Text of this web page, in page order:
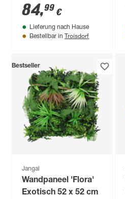
52 x 52 cm
84,99 €
Lieferung nach Hause
Bestellbar in Troisdorf
Bestseller
Jangal
Wandpaneel 'Flora'
Exotisch 52 x 52 cm